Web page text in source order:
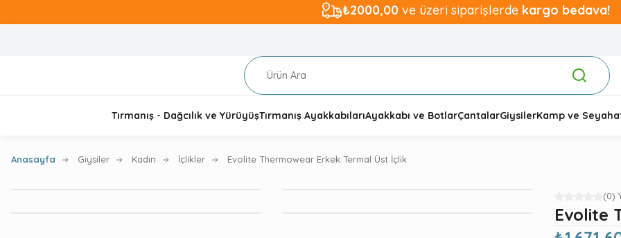
₺2000,00 ve üzeri siparişlerde kargo bedava!
Tırmanış - Dağcılık ve YürüyüşTırmanış AyakkabılarıAyakkabı ve BotlarÇantalarGiysilerKamp ve
Anasayfa Giysiler Kadın İçlikler Evolite Thermowear Erkek Termal Üst İçlik
(0)
Evolite